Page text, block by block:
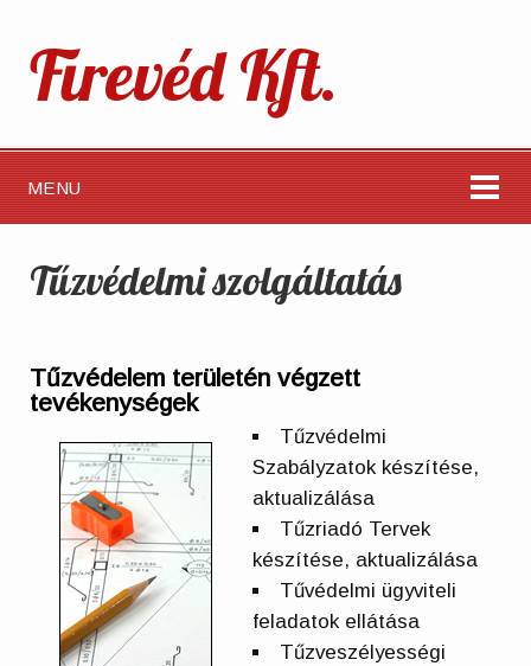
Firevéd Kft.
MENU
Tűzvédelmi szolgáltatás
Tűzvédelem területén végzett
tevékenységek
Tűzvédelmi
Szabályzatok készítése,
aktualizálása
Tűzriadó Tervek
készítése, aktualizálása
Tűvédelmi ügyviteli
feladatok ellátása
Tűzveszélyességi